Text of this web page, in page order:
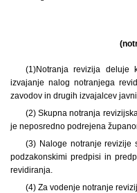
(1)Notranja revizija deluje
izvajanje nalog notranjega
zavodov in drugih izvajalcev
(2) Skupna notranja
je neposredno podrejena
(3) Naloge notranje revizije
podzakonskimi predpisi in
revidiranja.
(4) Za vodenje notranje